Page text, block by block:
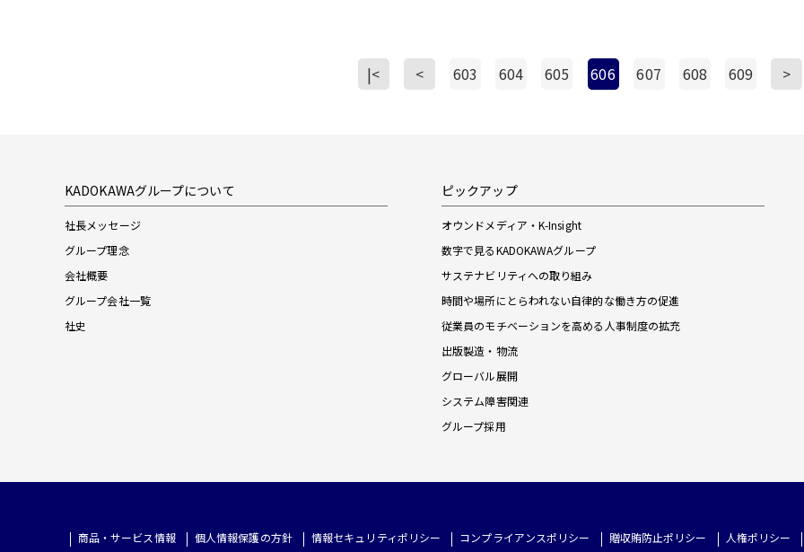
|< < 603 604 605 606 607 608 609 >
KADOKAWAグループについて
社長メッセージ
グループ理念
会社概要
グループ会社一覧
社史
ピックアップ
オウンドメディア・K-Insight
数字で見るKADOKAWAグループ
サステナビリティへの取り組み
時間や場所にとらわれない自律的な働き方の促進
従業員のモチベーションを高める人事制度の拡充
出版製造・物流
グローバル展開
システム障害関連
グループ採用
商品・サービス情報 個人情報保護の方針 情報セキュリティポリシー コンプライアンスポリシー 贈収賄防止ポリシー 人権ポリシー